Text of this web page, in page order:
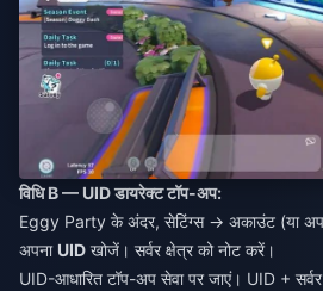
विधि B — UID डायरेक्ट टॉप-अप:
Eggy Party के अंदर, सेटिंग्स → अकाउंट (या
अपनाUID खोजें। सर्वर क्षेत्र को नोट करें।
UID-आधारित टॉप-अप सेवा पर जाएं। UID +